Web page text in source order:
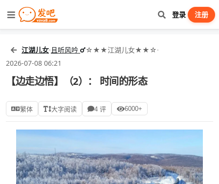
登录 注册
江湖儿女· 且听风吟 ☆★★江湖儿女★★☆·
2026-07-08 06:21
【边走边悟】（2）： 时间的形态
繁体 大字阅读 4 评 6000+